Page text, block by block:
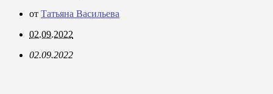
от Татьяна Васильева
02.09.2022
02.09.2022